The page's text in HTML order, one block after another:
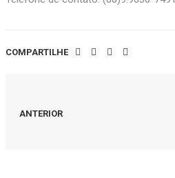
COMPARTILHE
ANTERIOR